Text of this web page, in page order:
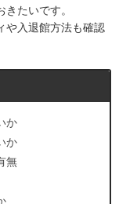
きたいです。
や入退館方法も確認
か
か
無